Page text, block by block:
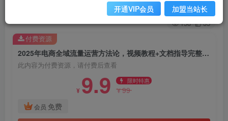
关注 私信
158 35
2025年电商全域流量运营方法论，视频教程+文档指导完整流量获取与运营解决方案
此内容为付费资源，请付费后查看
¥ 9.9 限时特惠
¥99
会员 免费
付费资源
开通VIP会员 加盟当站长